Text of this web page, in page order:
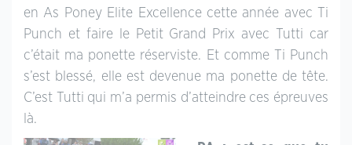
en As Poney Elite Excellence cette année avec Ti
Punch et faire le Petit Grand Prix avec Tutti car
c’était ma ponette réserviste. Et comme Ti Punch
s’est blessé, elle est devenue ma ponette de tête.
C’est Tutti qui m’a permis d’atteindre ces épreuves
là.